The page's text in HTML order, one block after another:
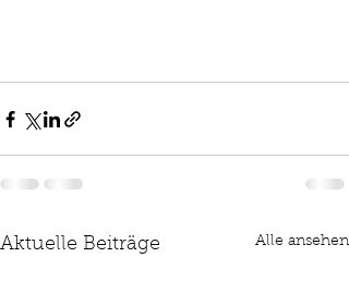
Aktuelle Beiträge Alle ansehen